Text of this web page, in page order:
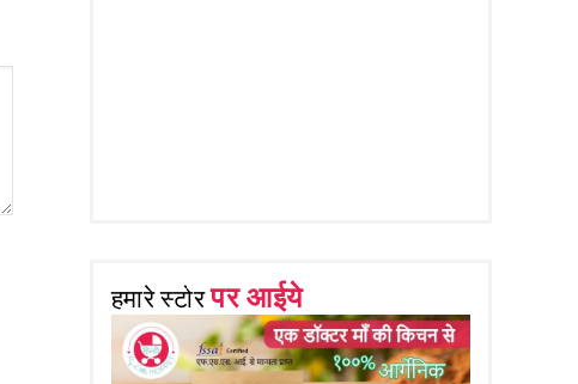
हमारे स्टोरपर आईये